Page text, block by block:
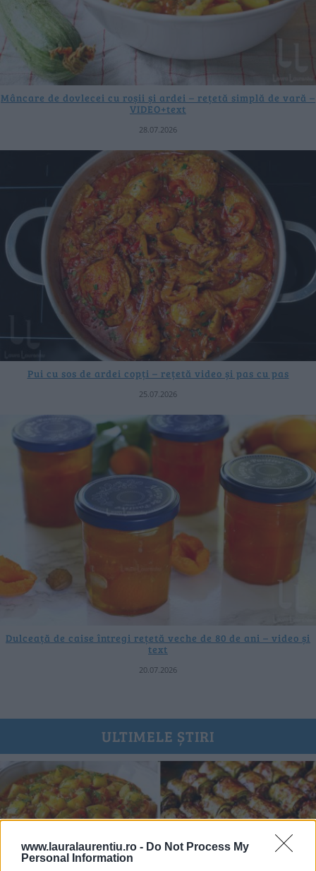
www.lauralaurentiu.ro - Do Not Process My
Personal Information
Mâncare de dovlecei cu roșii și ardei – rețetă simplă de vară –
VIDEO+text
28.07.2026
Pui cu sos de ardei copți – rețetă video și pas cu pas
25.07.2026
Dulceață de caise întregi rețetă veche de 80 de ani – video și
text
20.07.2026
ULTIMELE ȘTIRI